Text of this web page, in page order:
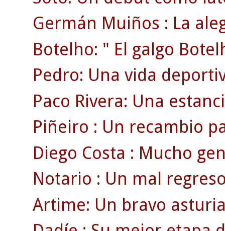
Germán Muiños : La
Botelho: " El galgo
Pedro: Una vida
Paco Rivera: Una
Piñeiro : Un recambio
Diego Costa : Mucho
Notario : Un mal
Artime: Un bravo